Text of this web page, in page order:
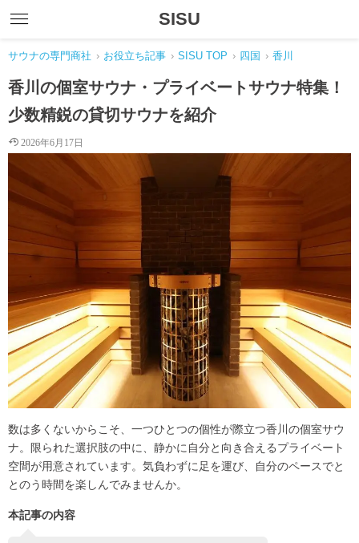
SISU
サウナの専門商社 › お役立ち記事 › SISU TOP › 四国 › 香川
香川の個室サウナ・プライベートサウナ特集！
少数精鋭の貸切サウナを紹介
2026年6月17日
数は多くないからこそ、一つひとつの個性が際立つ香川の個室サウ
ナ。限られた選択肢の中に、静かに自分と向き合えるプライベート
空間が用意されています。気負わずに足を運び、自分のペースでと
とのう時間を楽しんでみませんか。
本記事の内容